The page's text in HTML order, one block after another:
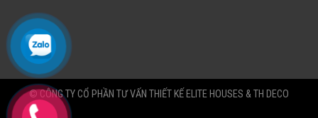
© CÔNG TY CỔ PHẦN TƯ VẤN THIẾT KẾ ELITE HOUSES & TH DECO